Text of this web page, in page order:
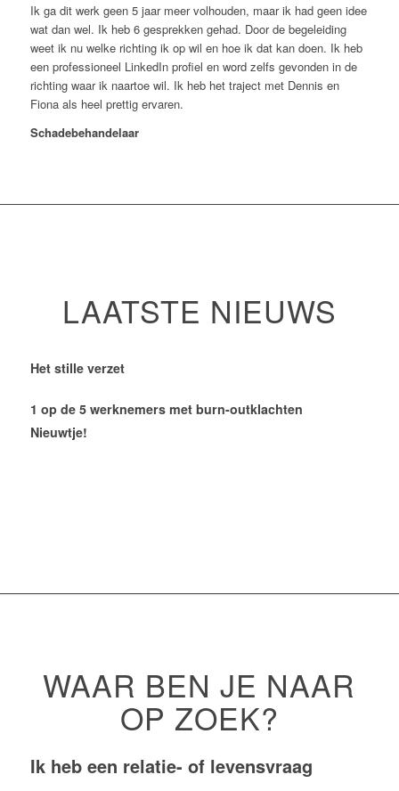
Ik ga dit werk geen 5 jaar meer volhouden, maar ik had geen idee
wat dan wel. Ik heb 6 gesprekken gehad. Door de begeleiding
weet ik nu welke richting ik op wil en hoe ik dat kan doen. Ik heb
een professioneel LinkedIn profiel en word zelfs gevonden in de
richting waar ik naartoe wil. Ik heb het traject met Dennis en
Fiona als heel prettig ervaren.
Schadebehandelaar
LAATSTE NIEUWS
Het stille verzet
1 op de 5 werknemers met burn-outklachten
Nieuwtje!
WAAR BEN JE NAAR
OP ZOEK?
Ik heb een relatie- of levensvraag